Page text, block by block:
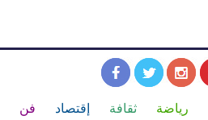
رياضة ثقافة إقتصاد فن